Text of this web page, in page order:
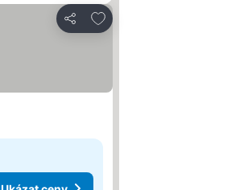
Sdílet
Přidat na seznam